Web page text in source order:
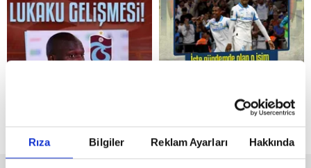
Rıza Bilgiler Reklam Ayarları Hakkında
Reddet